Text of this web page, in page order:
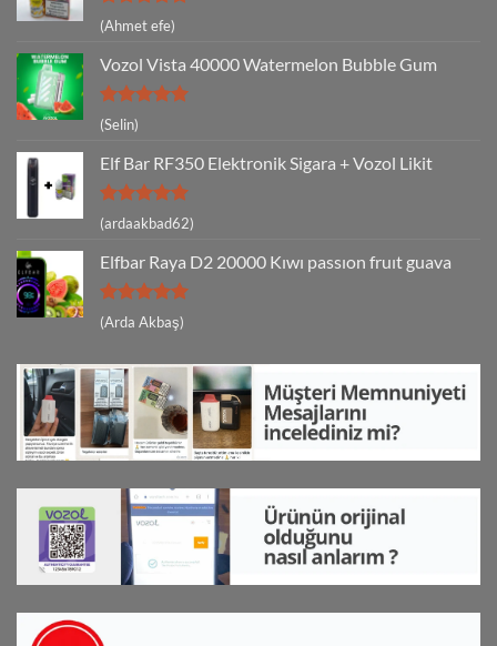
5 üzerinden
5
(Ahmet efe)
Vozol Vista 40000 Watermelon Bubble Gum
5 üzerinden
5
oy aldı
(Selin)
Elf Bar RF350 Elektronik Sigara + Vozol Likit
5 üzerinden
5
(ardaakbad62)
Elfbar Raya D2 20000 Kıwı passıon fruıt guava
5 üzerinden
5
(Arda Akbaş)